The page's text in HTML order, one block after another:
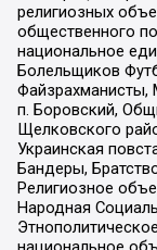
религиозных
общественного
национальное
Болельщиков
Файзрахманисты,
п. Боровский,
Щелковского
Украинская
Бандеры,
Религиозное
Народная